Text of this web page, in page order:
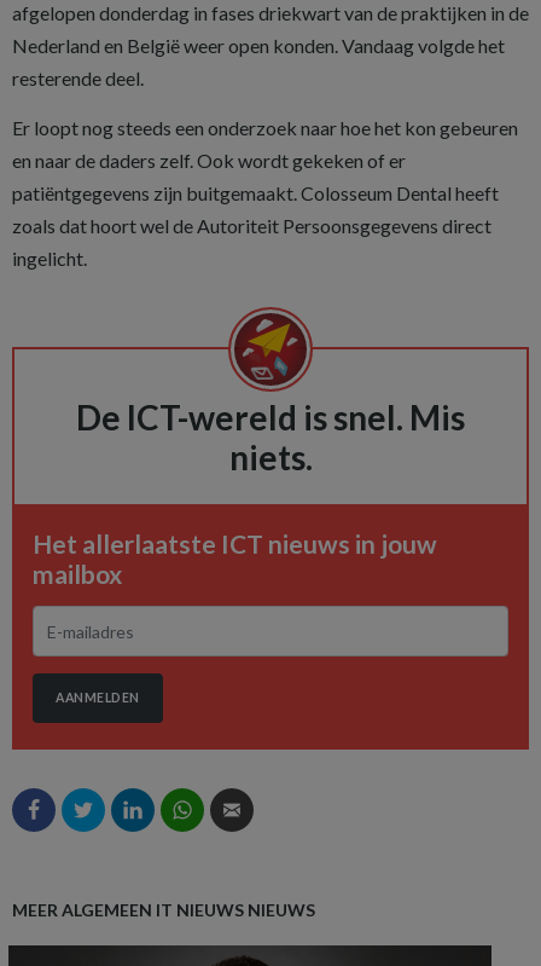
afgelopen donderdag in fases driekwart van de praktijken in de
Nederland en België weer open konden. Vandaag volgde het
resterende deel.
Er loopt nog steeds een onderzoek naar hoe het kon gebeuren
en naar de daders zelf. Ook wordt gekeken of er
patiëntgegevens zijn buitgemaakt. Colosseum Dental heeft
zoals dat hoort wel de Autoriteit Persoonsgegevens direct
ingelicht.
De ICT-wereld is snel. Mis
niets.
Het allerlaatste ICT nieuws in jouw
mailbox
AANMELDEN
MEER ALGEMEEN IT NIEUWS NIEUWS